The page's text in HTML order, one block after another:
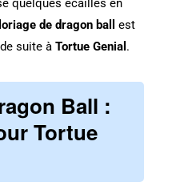
quelques écailles en
de dragon ball
est
suite à Tortue Genial .
Ball :
Tortue